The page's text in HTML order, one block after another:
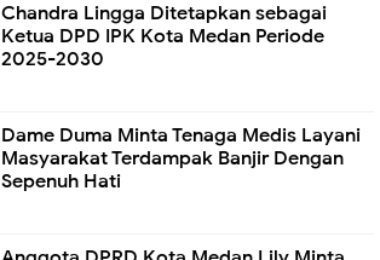
Chandra Lingga Ditetapkan sebagai
Ketua DPD IPK Kota Medan Periode
2025-2030
Dame Duma Minta Tenaga Medis Layani
Masyarakat Terdampak Banjir Dengan
Sepenuh Hati